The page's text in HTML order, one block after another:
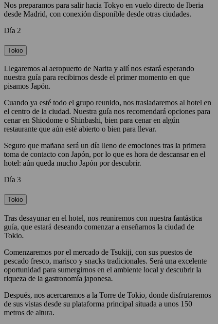
Nos preparamos para salir hacia Tokyo en vuelo directo de Iberia
desde Madrid, con conexión disponible desde otras ciudades.
Día 2
Tokio
Llegaremos al aeropuerto de Narita y allí nos estará esperando
nuestra guía para recibirnos desde el primer momento en que
pisamos Japón.
Cuando ya esté todo el grupo reunido, nos trasladaremos al hotel en
el centro de la ciudad. Nuestra guía nos recomendará opciones para
cenar en Shiodome o Shinbashi, bien para cenar en algún
restaurante que aún esté abierto o bien para llevar.
Seguro que mañana será un día lleno de emociones tras la primera
toma de contacto con Japón, por lo que es hora de descansar en el
hotel: aún queda mucho Japón por descubrir.
Día 3
Tokio
Tras desayunar en el hotel, nos reuniremos con nuestra fantástica
guía, que estará deseando comenzar a enseñarnos la ciudad de
Tokio.
Comenzaremos por el mercado de Tsukiji, con sus puestos de
pescado fresco, marisco y snacks tradicionales. Será una excelente
oportunidad para sumergirnos en el ambiente local y descubrir la
riqueza de la gastronomía japonesa.
Después, nos acercaremos a la Torre de Tokio, donde disfrutaremos
de sus vistas desde su plataforma principal situada a unos 150
metros de altura.